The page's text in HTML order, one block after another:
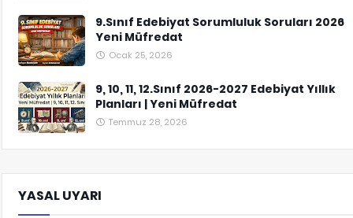
9.Sınıf Edebiyat Sorumluluk Soruları 2026
Yeni Müfredat
Ocak 25, 2026
9, 10, 11, 12.Sınıf 2026-2027 Edebiyat Yıllık
Planları | Yeni Müfredat
Temmuz 28, 2026
YASAL UYARI